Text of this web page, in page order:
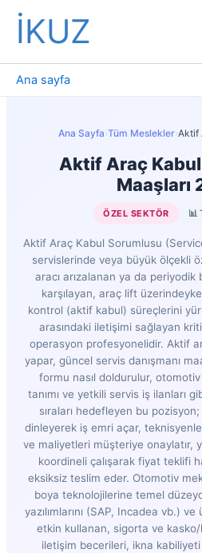
İçeriğe
İKUZ
Ana sayfa
Ana Sayfa›Tüm Meslekler›Aktif
Aktif Araç
Maaşları
ÖZEL SEKTÖR 📊
Aktif Araç Kabul Sorumlusu
servislerinde veya büyük ölçekli
aracı arızalanan ya da periyodik
karşılayan, araç lift
kontrol (aktif kabul) süreçlerini
arasındaki iletişimi sağlayan
operasyon profesyonelidir. Aktif
yapar, güncel servis danışmanı
formu nasıl doldurulur, otomotiv
tanımı ve yetkili servis iş ilanları
sıraları hedefleyen bu
dinleyerek iş emri açar,
ve maliyetleri müşteriye onaylatır,
koordineli çalışarak fiyat teklifi
eksiksiz teslim eder. Otomotiv
boya teknolojilerine temel
yazılımlarını (SAP, Incadea vb.)
etkin kullanan, sigorta ve
iletişim becerileri, ikna